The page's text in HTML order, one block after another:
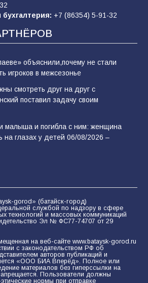
на заявления Зеленского о
+7 (86354) 5-91-32
объяснили,почему не стали
игроков в межсезонье
смотреть друг на друг с
поставил задачу своим
малыша и погибла с ним: женщина
на глазах у детей 06/08/2026 –
gorod» (батайск-город)
службой по надзору в сфере
технологий и массовых коммуникаций
Эл № ФС77-74707 от 29
на веб-сайте www.bataysk-gorod.ru
с законодательством РФ об
авторов публикаций и
«ООО БИА Вперёд». Полное или
материалов без гиперссылки на
Пользователи должны
нормы при отправке